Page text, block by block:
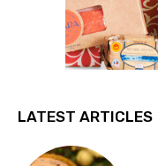
LATEST ARTICLES